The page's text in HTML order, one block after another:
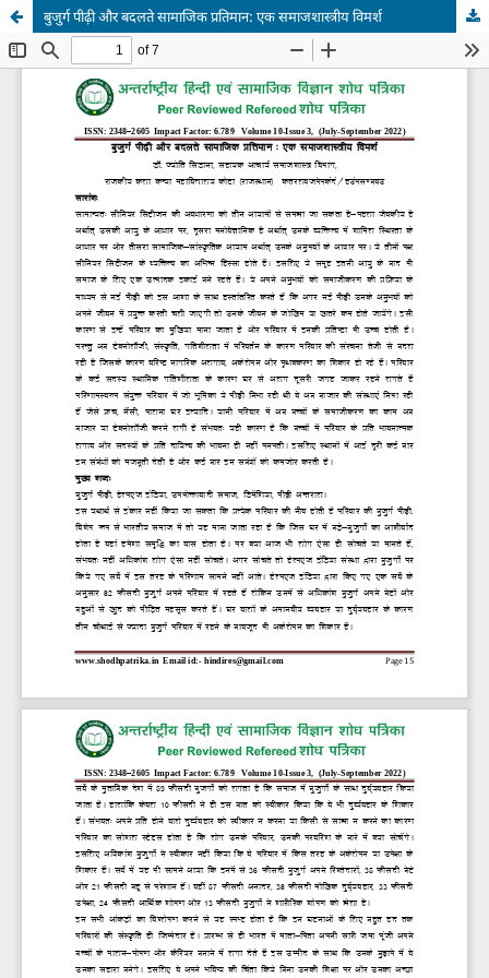
बुजुर्ग पीढ़ी और बदलते सामाजिक प्रतिमान: एक समाजशास्त्रीय विमर्श